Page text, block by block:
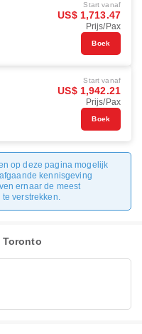
Start vanaf
US$ 1,713.47
Prijs/Pax
Boek
Start vanaf
US$ 1,942.21
Prijs/Pax
Boek
op deze pagina mogelijk
kennisgeving
ernaar de meest
verstrekken.